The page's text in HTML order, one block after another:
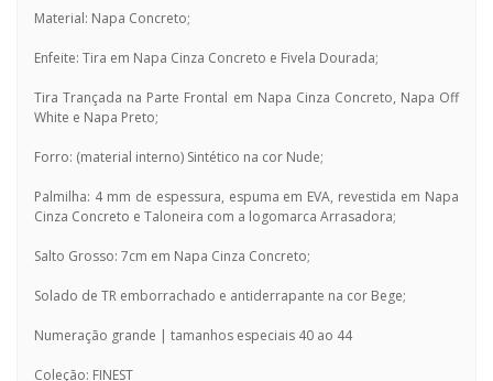
Material: Napa Concreto;
Enfeite: Tira em Napa Cinza Concreto e Fivela Dourada;
Tira Trançada na Parte Frontal em Napa Cinza Concreto, Napa Off
White e Napa Preto;
Forro: (material interno) Sintético na cor Nude;
Palmilha: 4 mm de espessura, espuma em EVA, revestida em Napa
Cinza Concreto e Taloneira com a logomarca Arrasadora;
Salto Grosso: 7cm em Napa Cinza Concreto;
Solado de TR emborrachado e antiderrapante na cor Bege;
Numeração grande | tamanhos especiais 40 ao 44
Coleção: FINEST